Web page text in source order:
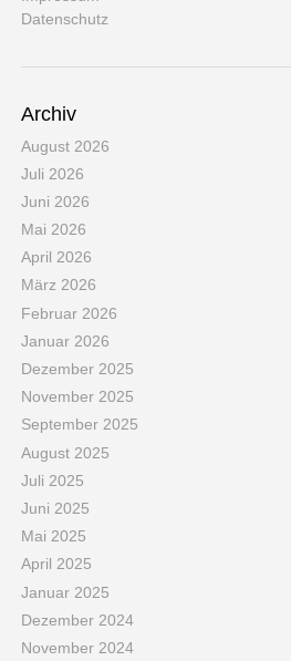
Datenschutz
Archiv
August 2026
Juli 2026
Juni 2026
Mai 2026
April 2026
März 2026
Februar 2026
Januar 2026
Dezember 2025
November 2025
September 2025
August 2025
Juli 2025
Juni 2025
Mai 2025
April 2025
Januar 2025
Dezember 2024
November 2024